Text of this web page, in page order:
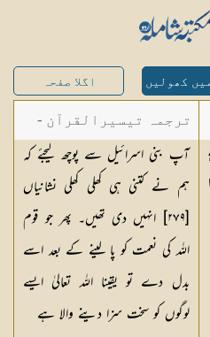
کھولیں اگلا صفحہ
ترجمہ تیسیرالقرآن -
مولانا عبد الرحمن
کیلانی
آپ بنی اسرائیل سے پوچھ لیجئے کہ
ہم نے کتنی ہی کھلی کھلی نشانیاں
[٢٧٩] انہیں دی تھیں۔ پھر جو قوم
اللہ کی نعمت کو پا لینے کے بعد اسے
بدل دے تو یقینا اللہ تعالیٰ ایسے
لوگوں کو سخت سزا دینے والا ہے